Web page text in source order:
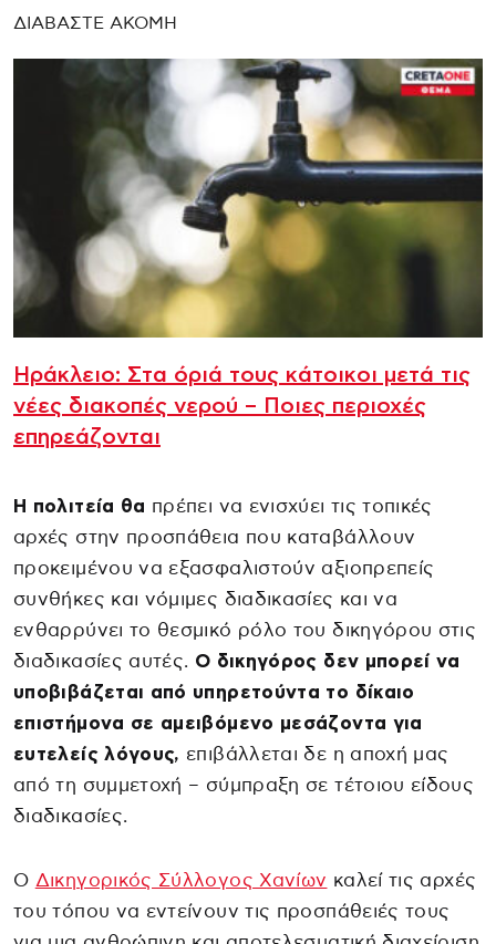
ΔΙΑΒΑΣΤΕ ΑΚΟΜΗ
Ηράκλειο: Στα όριά τους κάτοικοι μετά τις
νέες διακοπές νερού – Ποιες περιοχές
επηρεάζονται
Η πολιτεία θα πρέπει να ενισχύει τις τοπικές
αρχές στην προσπάθεια που καταβάλλουν
προκειμένου να εξασφαλιστούν αξιοπρεπείς
συνθήκες και νόμιμες διαδικασίες και να
ενθαρρύνει το θεσμικό ρόλο του δικηγόρου στις
διαδικασίες αυτές. Ο δικηγόρος δεν μπορεί να
υποβιβάζεται από υπηρετούντα το δίκαιο
επιστήμονα σε αμειβόμενο μεσάζοντα για
ευτελείς λόγους, επιβάλλεται δε η αποχή μας
από τη συμμετοχή – σύμπραξη σε τέτοιου είδους
διαδικασίες.
Ο Δικηγορικός Σύλλογος Χανίων καλεί τις αρχές
του τόπου να εντείνουν τις προσπάθειές τους